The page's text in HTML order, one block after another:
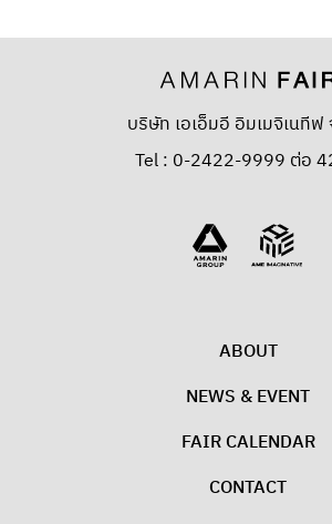
บริษัท เอเอ็มอี อิมเมจิเนทีฟ
Tel : 0-2422-9999 ต่อ
ABOUT
NEWS & EVENT
FAIR CALENDAR
CONTACT